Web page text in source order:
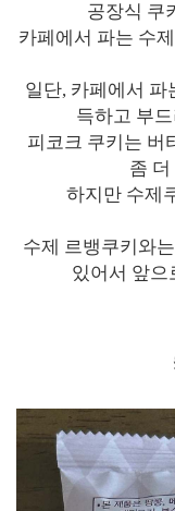
공장식 쿠
카페에서 파는 수
일단, 카페에서 파
득하고 부
피코크 쿠키는 버
좀
하지만 수제
수제 르뱅쿠키와
있어서 앞으